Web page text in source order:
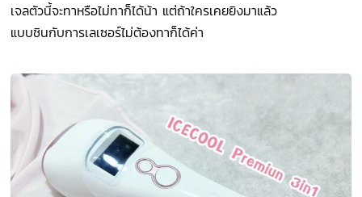
เจลตัวนี้จะทาหรือไม่ทาก็ได้น้า แต่ถ้าใครเคยยิงมาแล้ว
แบบชินกับการเลเซอร์ไม่ต้องทาก็ได้ค่า